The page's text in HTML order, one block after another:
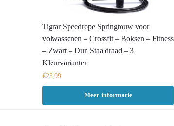
Tigrar Speedrope Springtouw voor
volwassenen – Crossfit – Boksen – Fitness
– Zwart – Dun Staaldraad – 3
Kleurvarianten
€23,99
Meer informatie